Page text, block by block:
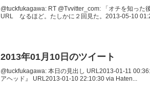
@tuckfukagawa: RT @Tvvitter_com: 「オチを知った
URL なるほど。たしかに２回見た。2013-05-10
2013年01月10日のツイート
@tuckfukagawa: 本日の見出し URL2013-01-11
アヘッド』 URL2013-01-10 22:10:30 via Haten...